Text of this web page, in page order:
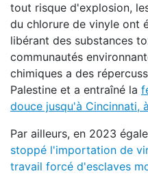
tout risque d'explosion,
du chlorure de vinyle ont
libérant des substances
communautés
chimiques a des
Palestine et a entraîné la
douce jusqu'à Cincinnati,
Par ailleurs, en 2023
stoppé l'importation de
travail forcé d'esclaves